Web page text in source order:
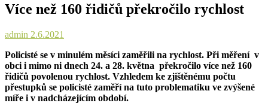
Více než 160 řidičů překročilo rychlost
admin 2.6.2021
Policisté se v minulém měsíci zaměřili na rychlost. Při měření v
obci i mimo ni dnech 24. a 28. května překročilo více než 160
řidičů povolenou rychlost. Vzhledem ke zjištěnému počtu
přestupků se policisté zaměří na tuto problematiku ve zvýšené
míře i v nadcházejícím období.